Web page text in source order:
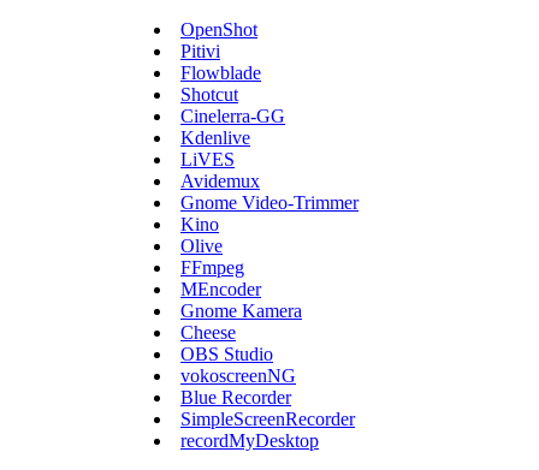
OpenShot
Pitivi
Flowblade
Shotcut
Cinelerra-GG
Kdenlive
LiVES
Avidemux
Gnome Video-Trimmer
Kino
Olive
FFmpeg
MEncoder
Gnome Kamera
Cheese
OBS Studio
vokoscreenNG
Blue Recorder
SimpleScreenRecorder
recordMyDesktop